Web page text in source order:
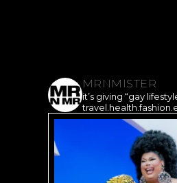
MRNMISTER
it’s giving “gay